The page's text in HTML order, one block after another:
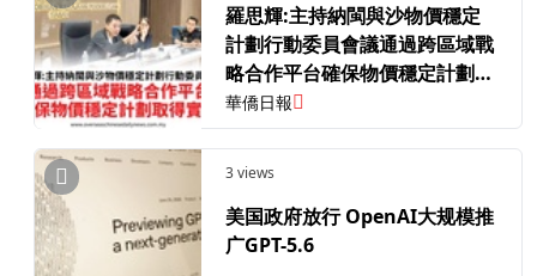
羅思輝:主持納閩與沙物價穩定
計劃行動委員會議通過跨區域戰
略合作平台確保物價穩定計劃取
得實效
華僑日報
3 views
美国政府放行 OpenAI大规模推
广GPT-5.6